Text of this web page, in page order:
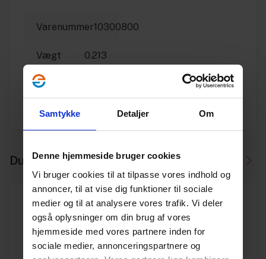
Samtykke Detaljer Om
Denne hjemmeside bruger cookies
Vi bruger cookies til at tilpasse vores indhold og
annoncer, til at vise dig funktioner til sociale
medier og til at analysere vores trafik. Vi deler
også oplysninger om din brug af vores
hjemmeside med vores partnere inden for
sociale medier, annonceringspartnere og
Varenummer10300800
Vægt 0.213
Enhed
Producent Thürmer
Du skal måske også bruge
Hulsav holder til 32-210 mm 101 mm centerbor 9,5 mm